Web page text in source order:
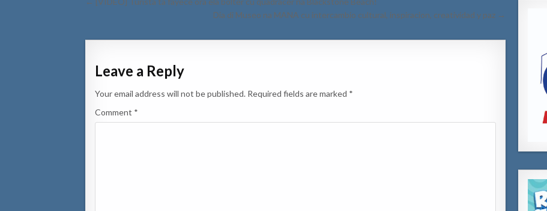
Dia di Museo na MANA cu intercambio cultural, inspiracion, creatividad y paz →
Leave a Reply
Your email address will not be published. Required fields are marked *
Comment *